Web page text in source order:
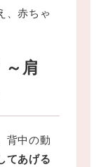
、赤ちゃ
肩
背中の動
てあげる